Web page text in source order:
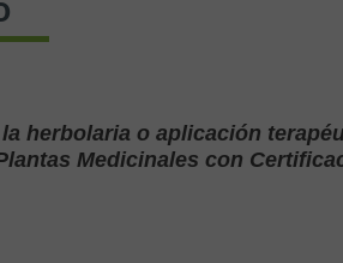
herbolaria o aplicación
Medicinales con